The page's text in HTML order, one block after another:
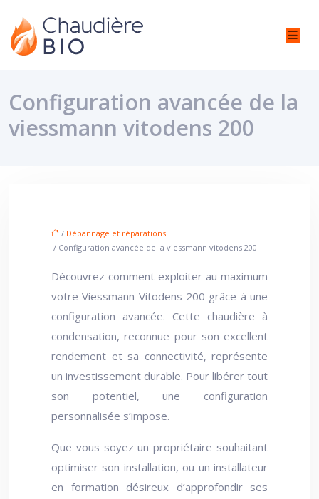
Configuration avancée de la
viessmann vitodens 200
/ Dépannage et réparations
/ Configuration avancée de la viessmann vitodens 200
Découvrez comment exploiter au maximum
votre Viessmann Vitodens 200 grâce à une
configuration avancée. Cette chaudière à
condensation, reconnue pour son excellent
rendement et sa connectivité, représente
un investissement durable. Pour libérer tout
son potentiel, une configuration
personnalisée s’impose.
Que vous soyez un propriétaire souhaitant
optimiser son installation, ou un installateur
en formation désireux d’approfondir ses